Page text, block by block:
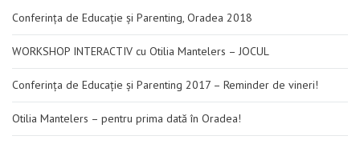
Conferința de Educație și Parenting, Oradea 2018
WORKSHOP INTERACTIV cu Otilia Mantelers – JOCUL
Conferința de Educație și Parenting 2017 – Reminder de vineri!
Otilia Mantelers – pentru prima dată în Oradea!